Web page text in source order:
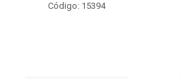
Código: 15394